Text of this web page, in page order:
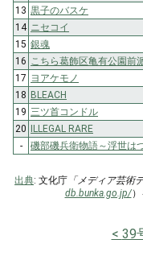
13 黒子のバスケ
14 ニセコイ
15 銀魂
16
こちら葛飾区亀有公園前
17 ヨアケモノ
18 BLEACH
19 三ツ首コンドル
20 ILLEGAL RARE
-
磯部磯兵衛物語～浮世は
出典: 文化庁 「メディア芸術
db.bunka.go.jp/）
39